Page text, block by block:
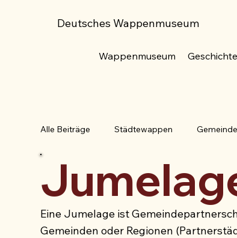
Wappenmuseum Geschichte
Deutsches Wappenmuseum
Alle Beiträge Städtewappen
Familienwappen Blasonierung
Adler Baum
Eine Jumelage ist
Gemeinden oder Regionen